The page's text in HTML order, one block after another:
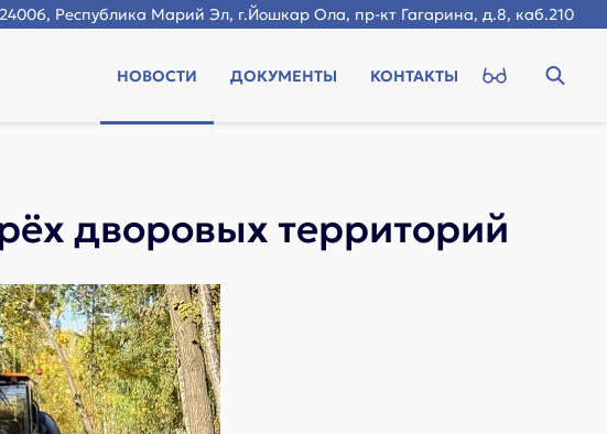
Республика Марий Эл, г.Йошкар Ола, пр-кт Гагарина, д.8, каб.210
НОВОСТИ ДОКУМЕНТЫ КОНТАКТЫ
дворовых территорий